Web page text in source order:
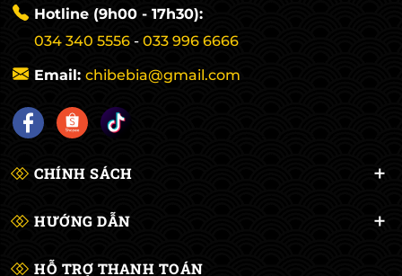
Hotline (9h00 - 17h30):
034 340 5556 - 033 996 6666
Email: chibebia@gmail.com
CHÍNH SÁCH
HƯỚNG DẪN
HỖ TRỢ THANH TOÁN